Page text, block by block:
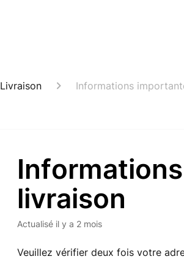
Livraison Informations
livraison
Actualisé il y a 2 mois
Veuillez vérifier deux fois votre